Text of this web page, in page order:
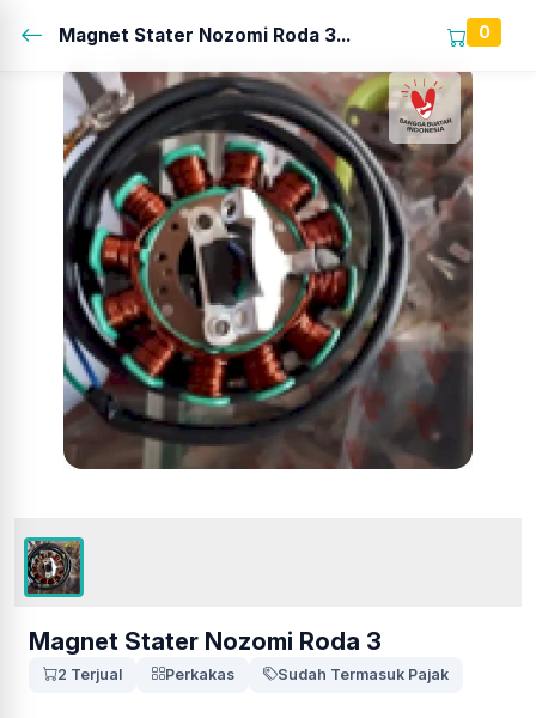
Magnet Stater Nozomi Roda 3... 0
Magnet Stater Nozomi Roda 3
2 Terjual Perkakas Sudah Termasuk Pajak